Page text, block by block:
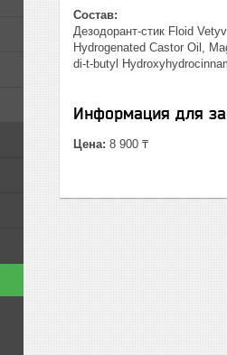
Состав:
Дезодорант-стик Floid
Hydrogenated Castor Oil,
di-t-butyl
Информация для
Цена: 8 900 ₸